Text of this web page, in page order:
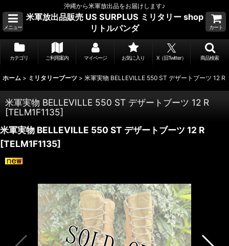
沖縄から米軍放出品をお届けします♪
メニュー
米軍放出品販売 US SURPLUS ミリタリー shop
リトルパンダ
カート
カテゴリ ご利用案内 マイページ お気に入り X（旧Twitter） 商品検索
ホーム > ミリタリーブーツ > 米軍実物 BELLEVILLE 550 ST デザートブーツ 12 R
米軍実物 BELLEVILLE 550 ST デザートブーツ 12 R
[TELM1F1135]
米軍実物 BELLEVILLE 550 ST デザートブーツ 12 R
[TELM1F1135]